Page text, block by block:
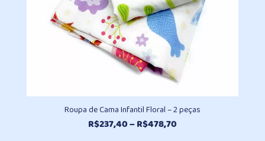
Roupa de Cama Infantil Floral – 2 peças
R$237,40–R$478,70Faixa